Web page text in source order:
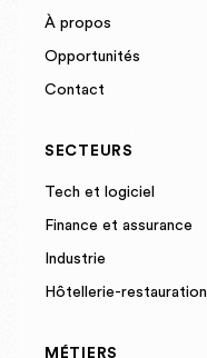
À propos
Opportunités
Contact
SECTEURS
Tech et logiciel
Finance et assurance
Industrie
Hôtellerie-restauration
MÉTIERS